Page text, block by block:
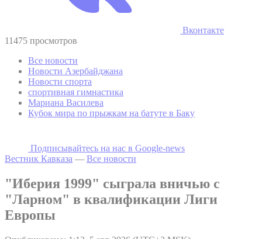
Вконтакте
11475 просмотров
Все новости
Новости Азербайджана
Новости спорта
спортивная гимнастика
Мариана Василева
Кубок мира по прыжкам на батуте в Баку
Подписывайтесь на наc в Google-news
Вестник Кавказа — Все новости
"Иберия 1999" сыграла вничью с
"Ларном" в квалификации Лиги
Европы